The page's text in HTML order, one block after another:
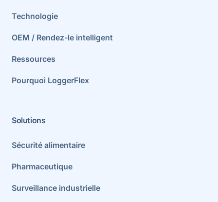
Technologie
OEM / Rendez-le intelligent
Ressources
Pourquoi LoggerFlex
Solutions
Sécurité alimentaire
Pharmaceutique
Surveillance industrielle